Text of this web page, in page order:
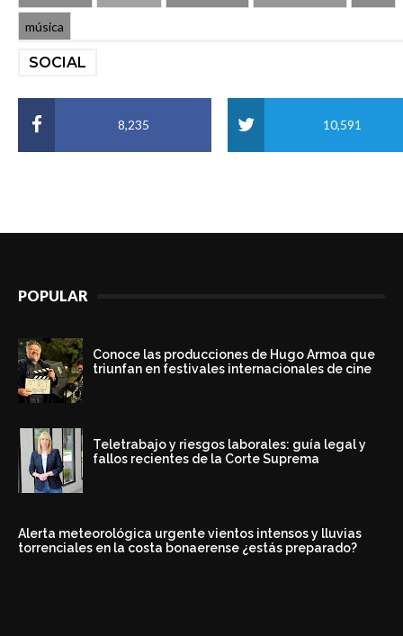
música
SOCIAL
8,235 10,591
POPULAR
Conoce las producciones de Hugo Armoa que
triunfan en festivales internacionales de cine
Teletrabajo y riesgos laborales: guía legal y
fallos recientes de la Corte Suprema
Alerta meteorológica urgente vientos intensos y lluvias
torrenciales en la costa bonaerense ¿estás preparado?